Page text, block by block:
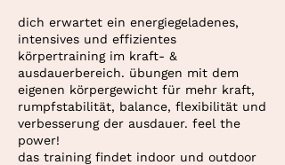
dich erwartet ein energiegeladenes,
intensives und effizientes
körpertraining im kraft- &
ausdauerbereich. übungen mit dem
eigenen körpergewicht für mehr kraft,
rumpfstabilität, balance, flexibilität und
verbesserung der ausdauer. feel the
power!
das training findet indoor und outdoor